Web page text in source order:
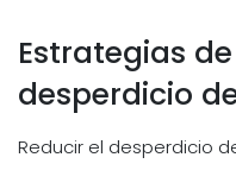
Estrategias
desperdicio
Reducir el desperdicio